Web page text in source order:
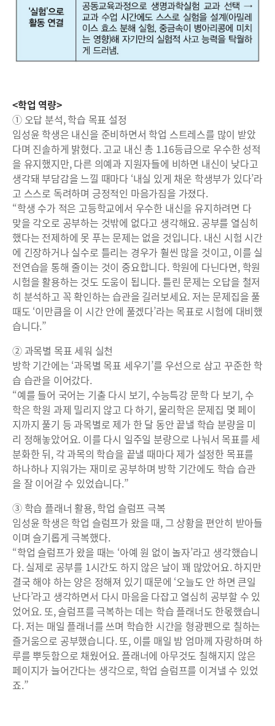
<학업 역량>
① 오답 분석, 학습 목표 설정
임성윤 학생은 내신을 준비하면서 학업 스트레스를 많이 받았
다며 진솔하게 밝혔다. 고교 내신 총 1.16등급으로 우수한 성적
을 유지했지만, 다른 의예과 지원자들에 비하면 내신이 낮다고
생각돼 부담감을 느낄 때마다 ‘내실 있게 채운 학생부가 있다’라
고 스스로 독려하며 긍정적인 마음가짐을 가졌다.
“학생 수가 적은 고등학교에서 우수한 내신을 유지하려면 다
맞을 각오로 공부하는 것밖에 없다고 생각해요. 공부를 열심히
했다는 전제하에 못 푸는 문제는 없을 것입니다. 내신 시험 시간
에 긴장하거나 실수로 틀리는 경우가 훨씬 많을 것이고, 이를 실
전연습을 통해 줄이는 것이 중요합니다. 학원에 다닌다면, 학원
시험을 활용하는 것도 도움이 됩니다. 틀린 문제는 오답을 철저
히 분석하고 꼭 확인하는 습관을 길러보세요. 저는 문제집을 풀
때도 ‘이만큼을 이 시간 안에 풀겠다’라는 목표로 시험에 대비했
습니다.”
② 과목별 목표 세워 실천
방학 기간에는 ‘과목별 목표 세우기’를 우선으로 삼고 꾸준한 학
습 습관을 이어갔다.
“예를 들어 국어는 기출 다시 보기, 수능특강 문학 다 보기, 수
학은 학원 과제 밀리지 않고 다 하기, 물리학은 문제집 몇 페이
지까지 풀기 등 과목별로 제가 한 달 동안 끝낼 학습 분량을 미
리 정해놓았어요. 이를 다시 일주일 분량으로 나눠서 목표를 세
분화한 뒤, 각 과목의 학습을 끝낼 때마다 제가 설정한 목표를
하나하나 지워가는 재미로 공부하며 방학 기간에도 학습 습관
을 잘 이어갈 수 있었습니다.”
③ 학습 플래너 활용, 학업 슬럼프 극복
임성윤 학생은 학업 슬럼프가 왔을 때, 그 상황을 편안히 받아들
이며 슬기롭게 극복했다.
“학업 슬럼프가 왔을 때는 ‘아예 원 없이 놀자’라고 생각했습니
다. 실제로 공부를 1시간도 하지 않은 날이 꽤 많았어요. 하지만
결국 해야 하는 양은 정해져 있기 때문에 ‘오늘도 안 하면 큰일
난다’라고 생각하면서 다시 마음을 다잡고 열심히 공부할 수 있
었어요. 또, 슬럼프를 극복하는 데는 학습 플래너도 한몫했습니
다. 저는 매일 플래너를 쓰며 학습한 시간을 형광펜으로 칠하는
즐거움으로 공부했습니다. 또, 이를 매일 밤 엄마께 자랑하며 하
루를 뿌듯함으로 채웠어요. 플래너에 아무것도 칠해지지 않은
페이지가 늘어간다는 생각으로, 학업 슬럼프를 이겨낼 수 있었
죠.”